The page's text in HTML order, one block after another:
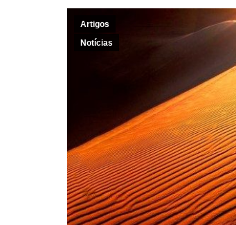
Artigos
Notícias